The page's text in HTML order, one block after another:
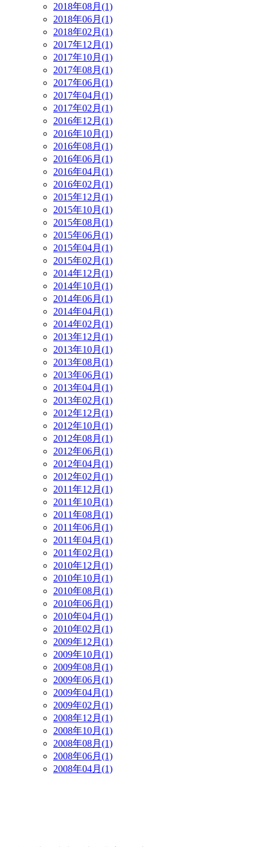
2018年08月(1)
2018年06月(1)
2018年02月(1)
2017年12月(1)
2017年10月(1)
2017年08月(1)
2017年06月(1)
2017年04月(1)
2017年02月(1)
2016年12月(1)
2016年10月(1)
2016年08月(1)
2016年06月(1)
2016年04月(1)
2016年02月(1)
2015年12月(1)
2015年10月(1)
2015年08月(1)
2015年06月(1)
2015年04月(1)
2015年02月(1)
2014年12月(1)
2014年10月(1)
2014年06月(1)
2014年04月(1)
2014年02月(1)
2013年12月(1)
2013年10月(1)
2013年08月(1)
2013年06月(1)
2013年04月(1)
2013年02月(1)
2012年12月(1)
2012年10月(1)
2012年08月(1)
2012年06月(1)
2012年04月(1)
2012年02月(1)
2011年12月(1)
2011年10月(1)
2011年08月(1)
2011年06月(1)
2011年04月(1)
2011年02月(1)
2010年12月(1)
2010年10月(1)
2010年08月(1)
2010年06月(1)
2010年04月(1)
2010年02月(1)
2009年12月(1)
2009年10月(1)
2009年08月(1)
2009年06月(1)
2009年04月(1)
2009年02月(1)
2008年12月(1)
2008年10月(1)
2008年08月(1)
2008年06月(1)
2008年04月(1)